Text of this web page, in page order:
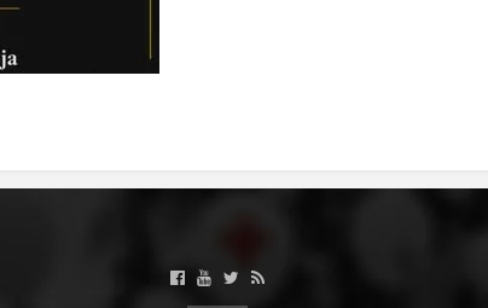
ПОСТЕРИ